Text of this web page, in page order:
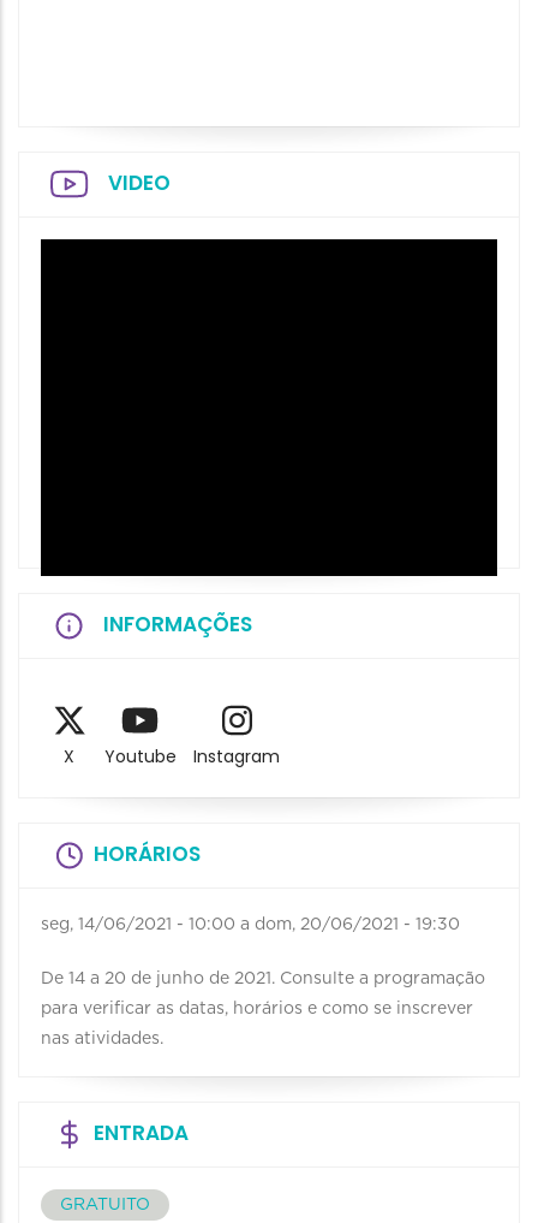
VIDEO
INFORMAÇÕES
X Youtube Instagram
HORÁRIOS
seg, 14/06/2021 - 10:00 a dom, 20/06/2021 - 19:30
De 14 a 20 de junho de 2021. Consulte a programação
para verificar as datas, horários e como se inscrever
nas atividades.
ENTRADA
GRATUITO